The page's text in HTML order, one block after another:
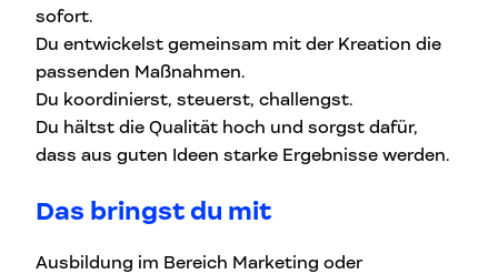
sofort.
Du entwickelst gemeinsam mit der Kreation die
passenden Maßnahmen.
Du koordinierst, steuerst, challengst.
Du hältst die Qualität hoch und sorgst dafür,
dass aus guten Ideen starke Ergebnisse werden.
Das bringst du mit
Ausbildung im Bereich Marketing oder